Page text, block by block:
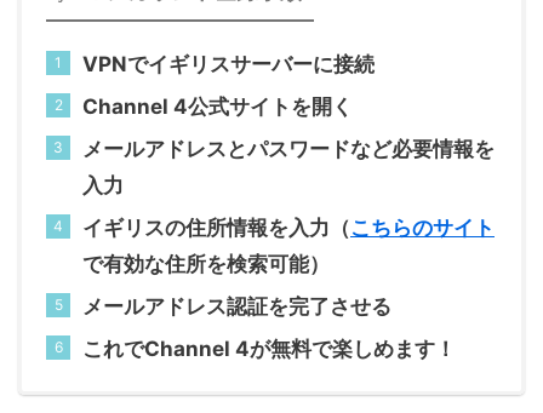
VPNでイギリスサーバーに接続
Channel 4公式サイトを開く
メールアドレスとパスワードなど必要情報を
入力
イギリスの住所情報を入力（ こちらのサイト
で有効な住所を検索可能）
メールアドレス認証を完了させる
これでChannel 4が無料で楽しめます！